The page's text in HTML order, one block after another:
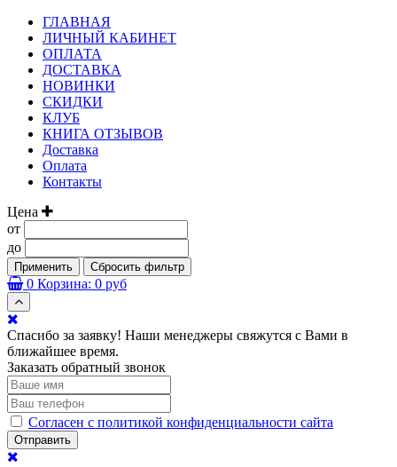
ГЛАВНАЯ
ЛИЧНЫЙ КАБИНЕТ
ОПЛАТА
ДОСТАВКА
НОВИНКИ
СКИДКИ
КЛУБ
КНИГА ОТЗЫВОВ
Доставка
Оплата
Контакты
Цена
от
до
Применить Сбросить фильтр
0 Корзина: 0 руб
Спасибо за заявку! Наши менеджеры свяжутся с Вами в
ближайшее время.
Заказать обратный звонок
Согласен с политикой конфиденциальности сайта
Отправить